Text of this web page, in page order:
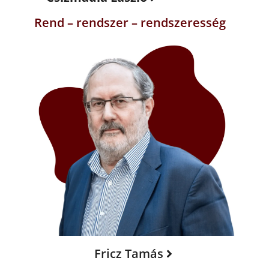
Rend – rendszer – rendszeresség
Fricz Tamás